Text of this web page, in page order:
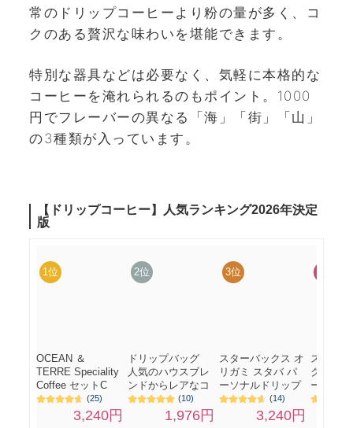
常のドリップコーヒーより粉の量が多く、コ
クのある贅沢な味わいを堪能できます。
特別な器具などは必要なく、気軽に本格的な
コーヒーを淹れられるのもポイント。1000
円でフレーバーの異なる「海」「街」「山」
の3種類が入っています。